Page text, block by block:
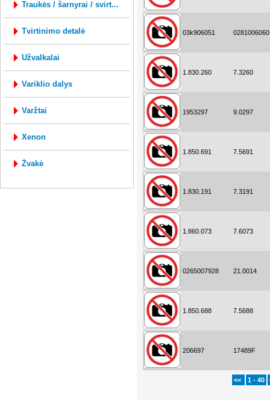
traukės / šarnyrai / svirt...
tvirtinimo detalė
užvalkalai
variklio dalys
varžtai
xenon
žvakė
03k906051 0281006060
1.830.260 7.3260
1953297 9.0297
1.850.691 7.5691
1.830.191 7.3191
1.860.073 7.6073
0265007928 21.0014
1.850.688 7.5688
206697 17489F
<< 1 - 40